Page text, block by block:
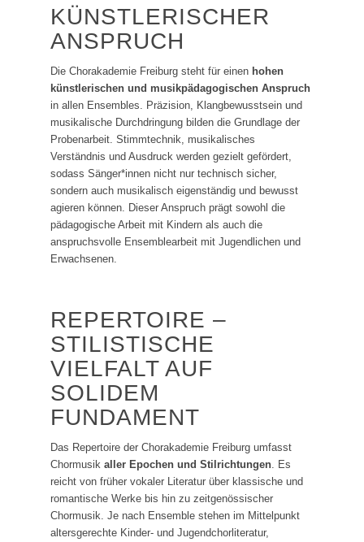
KÜNSTLERISCHER
ANSPRUCH
Die Chorakademie Freiburg steht für einen hohen
künstlerischen und musikpädagogischen Anspruch
in allen Ensembles. Präzision, Klangbewusstsein und
musikalische Durchdringung bilden die Grundlage der
Probenarbeit. Stimmtechnik, musikalisches
Verständnis und Ausdruck werden gezielt gefördert,
sodass Sänger*innen nicht nur technisch sicher,
sondern auch musikalisch eigenständig und bewusst
agieren können. Dieser Anspruch prägt sowohl die
pädagogische Arbeit mit Kindern als auch die
anspruchsvolle Ensemblearbeit mit Jugendlichen und
Erwachsenen.
REPERTOIRE –
STILISTISCHE
VIELFALT AUF
SOLIDEM
FUNDAMENT
Das Repertoire der Chorakademie Freiburg umfasst
Chormusikaller Epochen und Stilrichtungen . Es
reicht von früher vokaler Literatur über klassische und
romantische Werke bis hin zu zeitgenössischer
Chormusik. Je nach Ensemble stehen im Mittelpunkt
altersgerechte Kinder- und Jugendchorliteratur,